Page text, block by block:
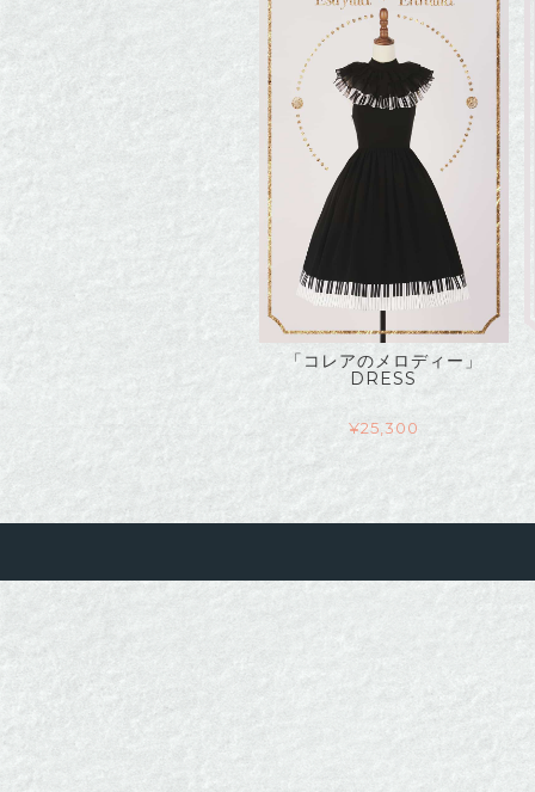
「コレアのメロディー」
DRESS
¥25,300